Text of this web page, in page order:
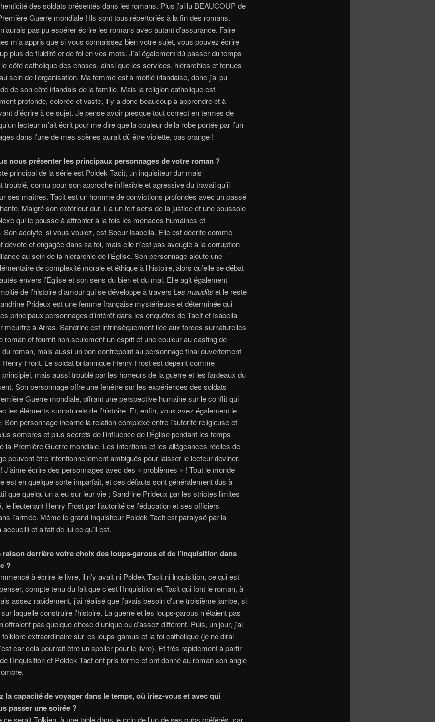
des soldats présentés dans les romans. Plus j’ai lu BEAUCOUP de
Guerre mondiale ! Ils sont tous répertoriés à la fin des romans.
pas pu espérer écrire les romans avec autant d’assurance. Faire
m’a appris que si vous connaissez bien votre sujet, vous pouvez écrire
plus de fluidité et de foi en vos mots. J’ai également dû passer du temps
côté catholique des choses, ainsi que les services, hiérarchies et tenues
sein de l’organisation. Ma femme est à moitié irlandaise, donc j’ai pu
de son côté irlandais de la famille. Mais la religion catholique est
profonde, colorée et vaste, il y a donc beaucoup à apprendre et à
d’écrire à ce sujet. Je pense avoir presque tout correct en termes de
lecteur m’ait écrit pour me dire que la couleur de la robe portée par l’un
dans l’une de mes scènes aurait dû être violette, pas orange !
nous présenter les principaux personnages de votre roman ?
principal de la série est Poldek Tacit, un inquisiteur dur mais
troublé, connu pour son approche inflexible et agressive du travail qu’il
ses maîtres. Tacit est un homme de convictions profondes avec un passé
Malgré son extérieur dur, il a un fort sens de la justice et une boussole
qui le pousse à affronter à la fois les menaces humaines et
Son acolyte, si vous voulez, est Soeur Isabella. Elle est décrite comme
dévote et engagée dans sa foi, mais elle n’est pas aveugle à la corruption
au sein de la hiérarchie de l’Église. Son personnage ajoute une
de complexité morale et éthique à l’histoire, alors qu’elle se débat
envers l’Église et son sens du bien et du mal. Elle agit également
de l’histoire d’amour qui se développe à travers Les maudits et le reste
Prideux est une femme française mystérieuse et déterminée qui
principaux personnages d’intérêt dans les enquêtes de Tacit et Isabella
meurtre à Arras. Sandrine est intrinsèquement liée aux forces surnaturelles
roman et fournit non seulement un esprit et une couleur au casting de
roman, mais aussi un bon contrepoint au personnage final ouvertement
Henry Front. Le soldat britannique Henry Frost est dépeint comme
mais aussi troublé par les horreurs de la guerre et les fardeaux du
Son personnage offre une fenêtre sur les expériences des soldats
Guerre mondiale, offrant une perspective humaine sur le conflit qui
les éléments surnaturels de l’histoire. Et, enfin, vous avez également le
Son personnage incarne la relation complexe entre l’autorité religieuse et
sombres et plus secrets de l’influence de l’Église pendant les temps
la Première Guerre mondiale. Les intentions et les allégeances réelles de
peuvent être intentionnellement ambiguës pour laisser le lecteur deviner,
! J’aime écrire des personnages avec des « problèmes » ! Tout le monde
est en quelque sorte imparfait, et ces défauts sont généralement dus à
que quelqu’un a eu sur leur vie ; Sandrine Prideux par les strictes limites
le lieutenant Henry Frost par l’autorité de l’éducation et ses officiers
l’armée. Même le grand Inquisiteur Poldek Tacit est paralysé par la
accueilli et a fait de lui ce qu’il est.
raison derrière votre choix des loups-garous et de l’Inquisition dans
?
à écrire le livre, il n’y avait ni Poldek Tacit ni Inquisition, ce qui est
compte tenu du fait que c’est l’Inquisition et Tacit qui font le roman, à
assez rapidement, j’ai réalisé que j’avais besoin d’une troisième jambe, si
laquelle construire l’histoire. La guerre et les loups-garous n’étaient pas
pas quelque chose d’unique ou d’assez différent. Puis, un jour, j’ai
extraordinaire sur les loups-garous et la foi catholique (je ne dirai
car cela pourrait être un spoiler pour le livre). Et très rapidement à partir
l’Inquisition et Poldek Tact ont pris forme et ont donné au roman son angle
la capacité de voyager dans le temps, où iriez-vous et avec qui
passer une soirée ?
ce serait Tolkien, à une table dans le coin de l’un de ses pubs préférés, car